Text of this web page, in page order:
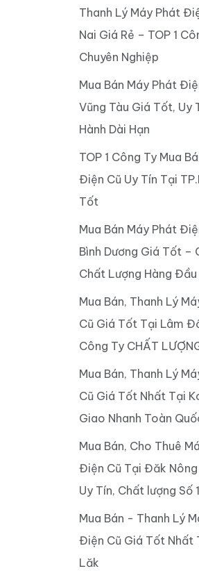
Thanh Lý Máy Phát
Nai Giá Rẻ – TOP 1
Chuyên Nghiệp
Mua Bán Máy Phát
Vũng Tàu Giá Tốt, Uy
Hành Dài Hạn
TOP 1 Công Ty Mua
Điện Cũ Uy Tín Tại
Tốt
Mua Bán Máy Phát
Bình Dương Giá Tốt –
Chất Lượng Hàng Đầu
Mua Bán, Thanh Lý
Cũ Giá Tốt Tại Lâm
Công Ty CHẤT
Mua Bán, Thanh Lý
Cũ Giá Tốt Nhất Tại
Giao Nhanh Toàn
Mua Bán, Cho Thuê
Điện Cũ Tại Đăk
Uy Tín, Chất lượng Số 1
Mua Bán - Thanh Lý
Điện Cũ Giá Tốt Nhất
Lăk